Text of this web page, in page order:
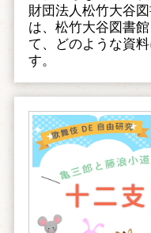
財団法人松竹大谷
は、松竹大谷図書
て、どのような資
す。